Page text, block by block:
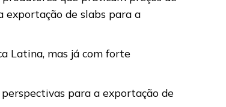
de slabs para a
Latina, mas já com forte
para a exportação de